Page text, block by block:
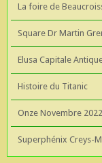
La foire de
Square Dr Martin
Elusa Capitale
Histoire du Titanic
Onze Novembre 2022
Superphénix Creys-